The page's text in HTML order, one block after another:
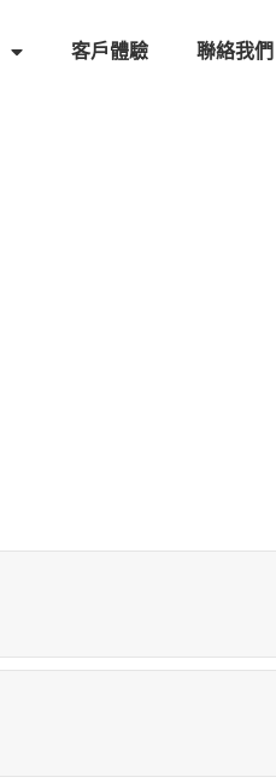
客戶體驗 聯絡我們